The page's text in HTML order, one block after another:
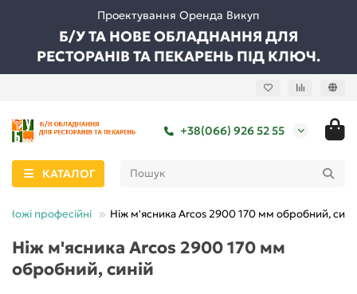
Проектування Оренда Викуп
Б/У ТА НОВЕ ОБЛАДНАННЯ ДЛЯ
РЕСТОРАНІВ ТА ПЕКАРЕНЬ ПІД КЛЮЧ.
+38(066) 926 52 55
КАТАЛОГ
Ножі професійні Ніж м'ясника Arcos 2900 170 мм обробний,
Ніж м'ясника Arcos 2900 170 мм
обробний, синій